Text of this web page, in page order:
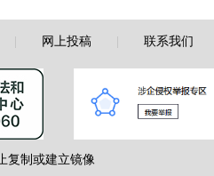
网上投稿| 联系我们
复制或建立镜像